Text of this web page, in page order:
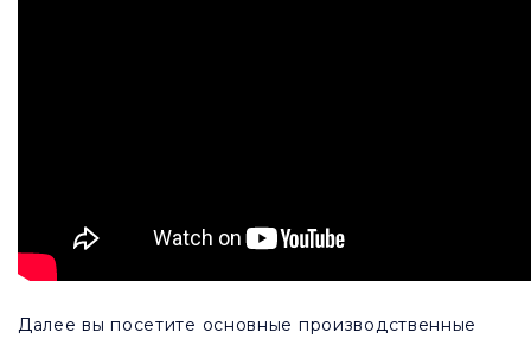
Далее вы посетите основные производственные